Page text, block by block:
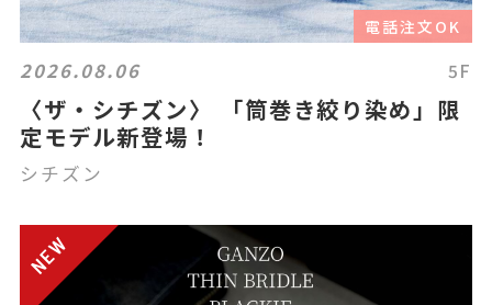
電話注文OK
2026.08.06 5F
〈ザ・シチズン〉 「筒巻き絞り染め」限
定モデル新登場！
シチズン